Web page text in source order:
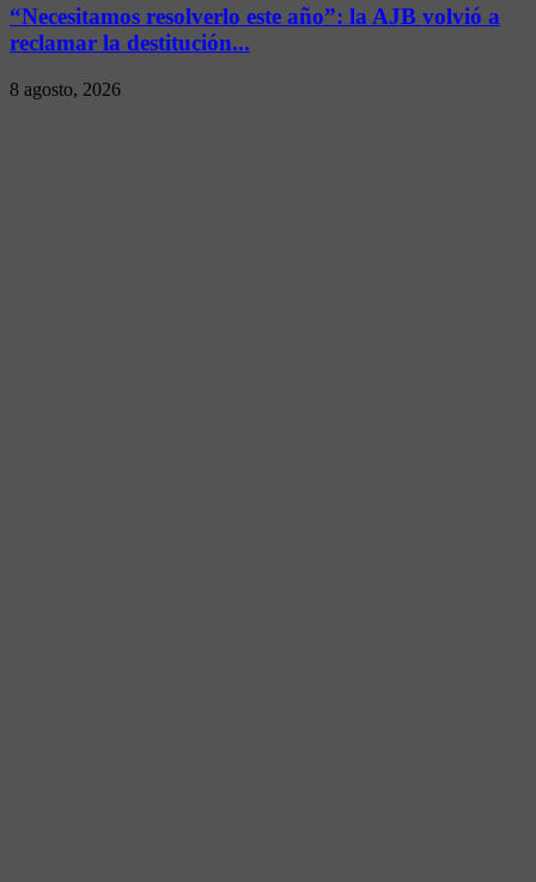
“Necesitamos resolverlo este año”: la AJB volvió a
reclamar la destitución...
8 agosto, 2026